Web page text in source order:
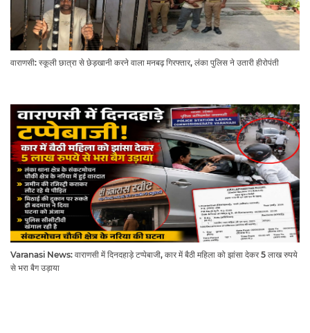
वाराणसी: स्कूली छात्रा से छेड़खानी करने वाला मनबढ़ गिरफ्तार, लंका पुलिस ने उतारी हीरोपंती
Varanasi News: वाराणसी में दिनदहाड़े टप्पेबाजी, कार में बैठी महिला को झांसा देकर 5 लाख रुपये
से भरा बैग उड़ाया